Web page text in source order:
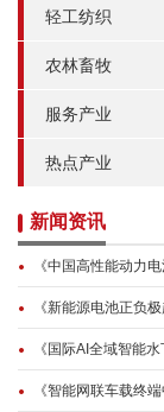
轻工纺织
农林畜牧
服务产业
热点产业
新闻资讯
《中国高性能动力
《新能源电池正负
《国际AI全域智能
《智能网联车载终